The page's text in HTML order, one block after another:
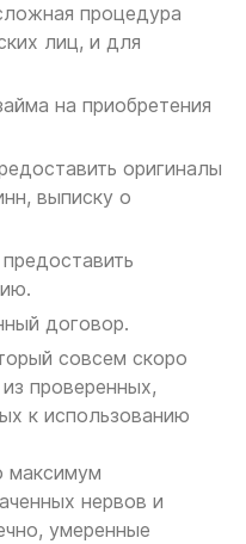
процедура
лиц, и для
на приобретения
оригиналы
выписку о
договор.
совсем скоро
проверенных,
к использованию
максимум
нервов и
умеренные